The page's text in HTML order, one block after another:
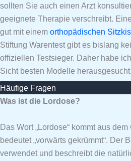
sollten Sie auch einen Arzt
geeignete Therapie verschreibt.
gut mit einem orthopädischen
Stiftung Warentest gibt es bislang
offiziellen Testsieger. Daher habe
Sicht besten Modelle herausgesucht.
Häufige Fragen
Was ist die Lordose?
Das Wort „Lordose“ kommt aus
bedeutet „vorwärts gekrümmt“. Der
verwendet und beschreibt die